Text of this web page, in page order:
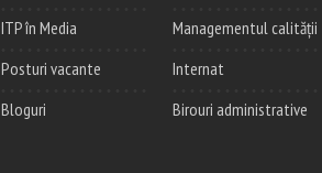
ITP în Media
Posturi vacante
Bloguri
Managementul calității
Internat
Birouri administrative